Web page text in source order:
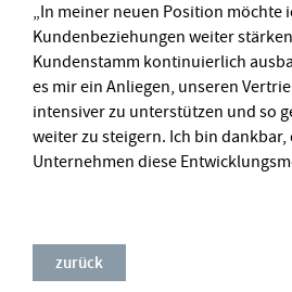
„In meiner neuen Position möchte
Kundenbeziehungen weiter
Kundenstamm kontinuierlich
es mir ein Anliegen, unseren
intensiver zu unterstützen und so
weiter zu steigern. Ich bin dankbar,
Unternehmen diese
zurück